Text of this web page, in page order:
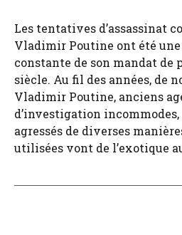
Les tentatives d’assassinat
Vladimir Poutine ont été
constante de son mandat de
siècle. Au fil des années, de
Vladimir Poutine, anciens
d’investigation incommodes,
agressés de diverses
utilisées vont de l’exotique